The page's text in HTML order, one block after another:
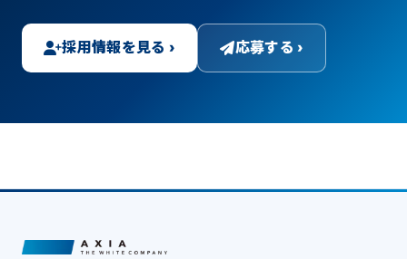
採用情報を見る › 応募する ›